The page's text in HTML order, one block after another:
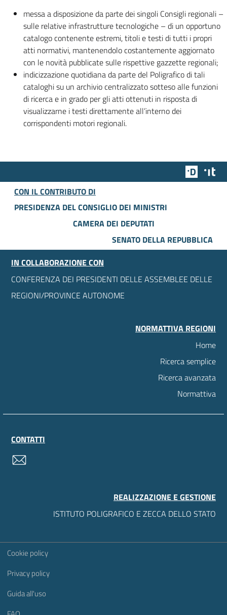
messa a disposizione da parte dei singoli Consigli regionali –
sulle relative infrastrutture tecnologiche – di un opportuno
catalogo contenente estremi, titoli e testi di tutti i propri
atti normativi, mantenendolo costantemente aggiornato
con le novità pubblicate sulle rispettive gazzette regionali;
indicizzazione quotidiana da parte del Poligrafico di tali
cataloghi su un archivio centralizzato sotteso alle funzioni
di ricerca e in grado per gli atti ottenuti in risposta di
visualizzarne i testi direttamente all’interno dei
corrispondenti motori regionali.
Team
CON IL CONTRIBUTO DI
PRESIDENZA DEL CONSIGLIO DEI MINISTRI
CAMERA DEI DEPUTATI
SENATO DELLA REPUBBLICA
IN COLLABORAZIONE CON
CONFERENZA DEI PRESIDENTI DELLE ASSEMBLEE DELLE
REGIONI/PROVINCE AUTONOME
NORMATTIVA REGIONI
Home
Ricerca semplice
Ricerca avanzata
Normattiva
CONTATTI
REALIZZAZIONE E GESTIONE
ISTITUTO POLIGRAFICO E ZECCA DELLO STATO
Sezione Link Utili
Cookie policy
Privacy policy
Guida all'uso